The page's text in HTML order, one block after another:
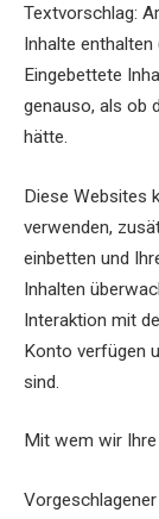
Textvorschlag:
Inhalte enthalten
Eingebettete
genauso, als ob
hätte.
Diese Websites
verwenden,
einbetten und
Inhalten
Interaktion mit
Konto verfügen
sind.
Mit wem wir